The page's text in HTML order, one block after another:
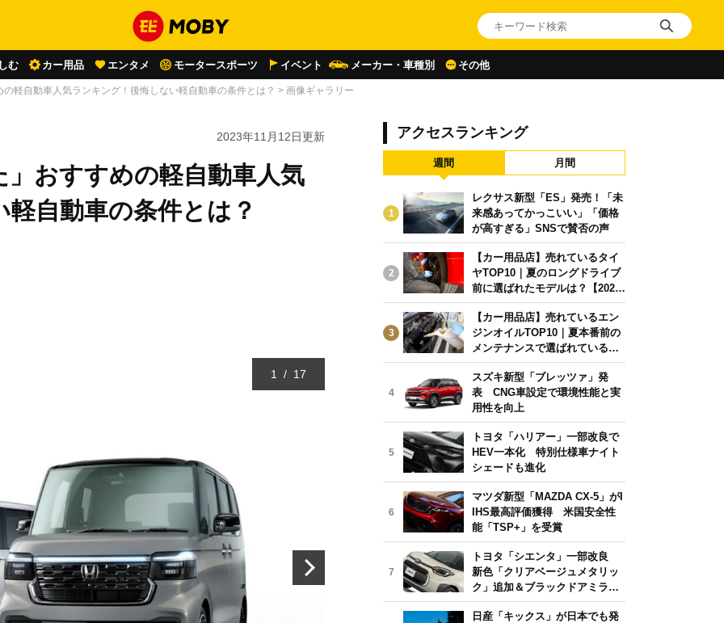
む カー用品 エンタメ モータースポーツ イベント メーカー・車種別 その他
軽自動車人気ランキング！後悔しない軽自動車の条件とは？ > 画像ギャラリー
2023年11月12日更新
おすすめの軽自動車人気
自動車の条件とは？
1 / 17
アクセスランキング
週間 月間
1
レクサス新型「ES」発売！「未
来感あってかっこいい」「価格
が高すぎる」SNSで賛否の声
2
【カー用品店】売れているタイ
ヤTOP10｜夏のロングドライブ
前に選ばれたモデルは？【2026
年6月版】
3
【カー用品店】売れているエン
ジンオイルTOP10｜夏本番前の
メンテナンスで選ばれている人
気モデルは？【2026年6月版】
4
スズキ新型「ブレッツァ」発
表 CNG車設定で環境性能と実
用性を向上
5
トヨタ「ハリアー」一部改良で
HEV一本化 特別仕様車ナイト
シェードも進化
6
マツダ新型「MAZDA CX-5」がI
IHS最高評価獲得 米国安全性
能「TSP+」を受賞
7
トヨタ「シエンタ」一部改良
新色「クリアベージュメタリッ
ク」追加＆ブラックドアミラー
採用
日産「キックス」が日本でも発